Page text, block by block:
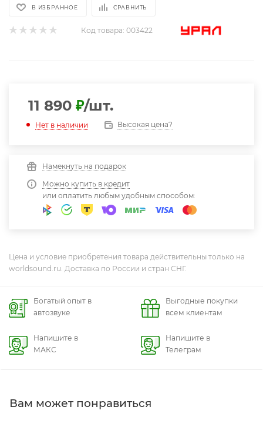
В ИЗБРАННОЕ СРАВНИТЬ
Код товара: 003422
11 890 ₽/шт.
Нет в наличии Высокая цена?
Намекнуть на подарок
Можно купить в кредит
или оплатить любым удобным способом:
Цена и условие приобретения товара действительны только на
worldsound.ru. Доставка по России и стран СНГ.
Богатый опыт в
автозвуке
Выгодные покупки
всем клиентам
Напишите в
МАКС
Напишите в
Телеграм
Вам может понравиться